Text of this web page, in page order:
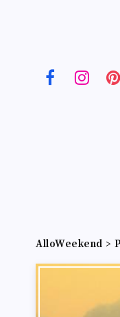
AlloWeekend >